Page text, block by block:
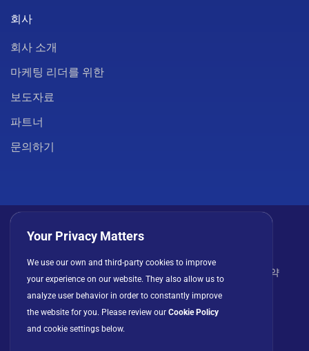
회사
회사 소개
마케팅 리더를 위한
보도자료
파트너
문의하기
라이선스 계약
Your Privacy Matters
We use our own and third-party cookies to improve
your experience on our website. They also allow us to
analyze user behavior in order to constantly improve
the website for you. Please review our Cookie Policy
and cookie settings below.